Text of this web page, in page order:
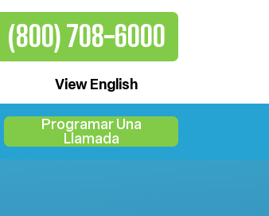
(800) 708-6000
View English
Programar Una
Llamada